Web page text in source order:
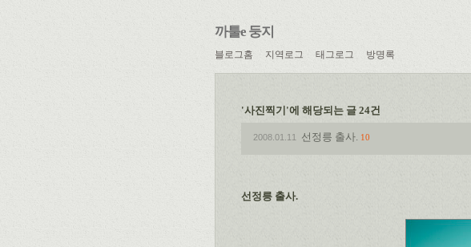
까툴e 둥지
블로그홈 지역로그 태그로그 방명록
'사진찍기'에 해당되는 글 24건
2008.01.11 선정릉 출사. 10
선정릉 출사.